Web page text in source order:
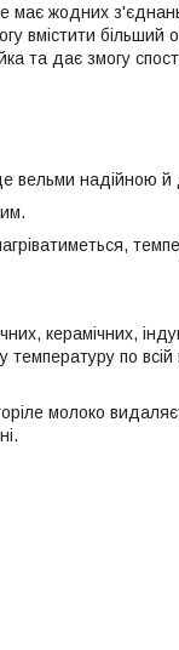
має жодних
вмістити більший
та дає змогу
вельми надійною й
керамічних,
температуру по
молоко